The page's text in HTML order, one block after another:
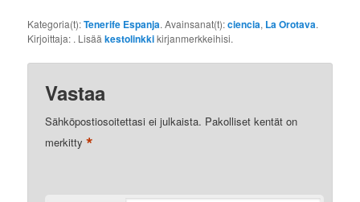
Kategoria(t):Tenerife Espanja. Avainsanat(t):ciencia, La Orotava.
Kirjoittaja: . Lisääkestolinkkikirjanmerkkeihisi.
Vastaa
Sähköpostiosoitettasi ei julkaista. Pakolliset kentät on
merkitty*